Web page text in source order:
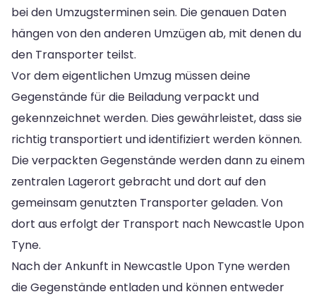
bei den Umzugsterminen sein. Die genauen Daten
hängen von den anderen Umzügen ab, mit denen du
den Transporter teilst.
Vor dem eigentlichen Umzug müssen deine
Gegenstände für die Beiladung verpackt und
gekennzeichnet werden. Dies gewährleistet, dass sie
richtig transportiert und identifiziert werden können.
Die verpackten Gegenstände werden dann zu einem
zentralen Lagerort gebracht und dort auf den
gemeinsam genutzten Transporter geladen. Von
dort aus erfolgt der Transport nach Newcastle Upon
Tyne.
Nach der Ankunft in Newcastle Upon Tyne werden
die Gegenstände entladen und können entweder